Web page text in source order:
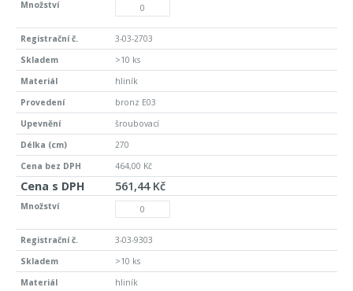
3-03-2703
>10 ks
hliník
bronz E03
šroubovací
270
464,00 Kč
561,44 Kč
3-03-9303
>10 ks
hliník